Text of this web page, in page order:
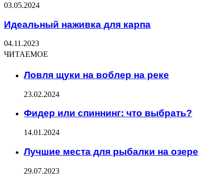
03.05.2024
Идеальный наживка для карпа
04.11.2023
ЧИТАЕМОЕ
Ловля щуки на воблер на реке
23.02.2024
Фидер или спиннинг: что выбрать?
14.01.2024
Лучшие места для рыбалки на озере
29.07.2023